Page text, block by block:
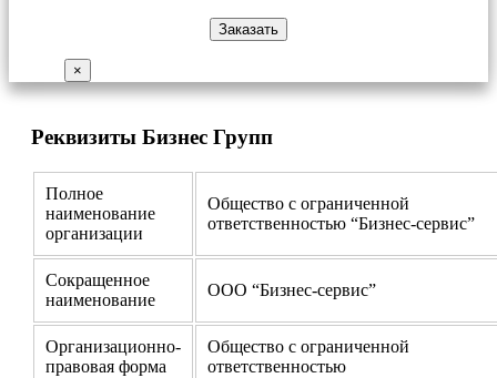
×
Реквизиты Бизнес Групп
Полное
наименование
организации
Общество с ограниченной
ответственностью “Бизнес-сервис”
Сокращенное
наименование
ООО “Бизнес-сервис”
Организационно-
правовая форма
Общество с ограниченной
ответственностью